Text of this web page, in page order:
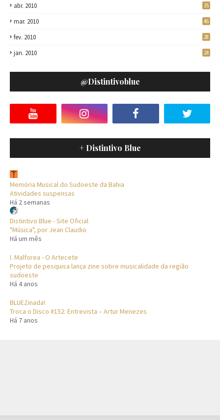
abr. 2010 35
mar. 2010 46
fev. 2010 28
jan. 2010 24
@distintivoblue
+ Distintivo Blue
Memória Musical do Sudoeste da Bahia
Atividades suspensas
Há 2 semanas
Distintivo Blue - Site Oficial
"Música", por Jean Claudio
Há um mês
I. Malforea - O Artecete
Projeto de pesquisa lança zine sobre musicalidade da região
sudoeste
Há 4 anos
BLUEZinada!
Troca o Disco #152: Entrevista – Artur Menezes
Há 7 anos